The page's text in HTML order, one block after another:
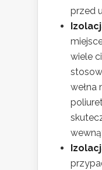
przed
wiele
wełna